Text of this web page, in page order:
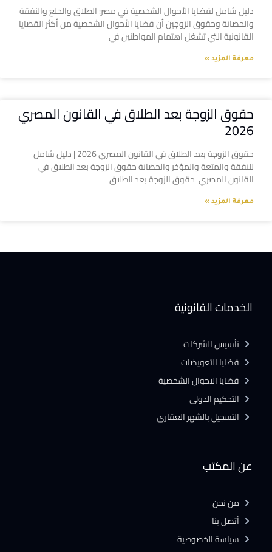
دليل شامل لقضايا الأحوال الشخصية في مصر: الطلاق والخلع والنفقة
والحضانة وحقوق الزوجين أن قضايا الأحوال الشخصية من أكثر القضايا
القانونية التي تشغل اهتمام المواطنين في
معرفة المزيد »
حقوق الزوجة بعد الطلاق في القانون المصري
2026
حقوق الزوجة بعد الطلاق في القانون المصري 2026 | دليل شامل
للنفقة والمتعة والمؤخر والحضانة حقوق الزوجة بعد الطلاق في
القانون المصري حقوق الزوجة بعد الطلاق
معرفة المزيد »
عن المكتب
من نحن
أتصل بنا
سياسة الخصوصية
الخدمات القانونية
تأسيس الشركات
قضايا التعويضات
قضايا الاحوال الشخصية
التحكيم الدولى
التسجيل بالشهر العقارى